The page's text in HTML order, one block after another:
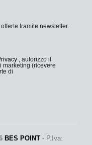
tramite newsletter.
, autorizzo il
marketing (ricevere
di
BES POINT - P.Iva: